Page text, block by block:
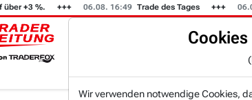
+3 %. 06.08. 16:49 Trade des Tages
Wir verwenden notwendige Cookies,